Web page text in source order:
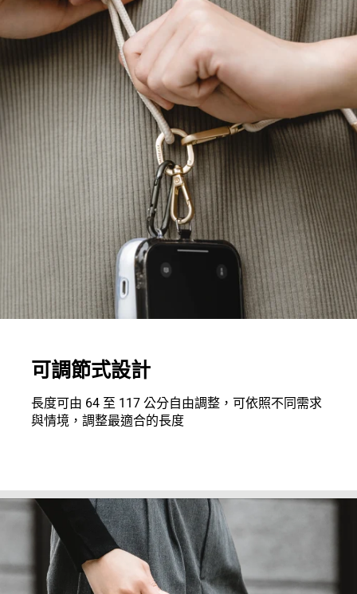
可調節式設計
長度可由 64 至 117 公分自由調整，可依照不同需求
與情境，調整最適合的長度